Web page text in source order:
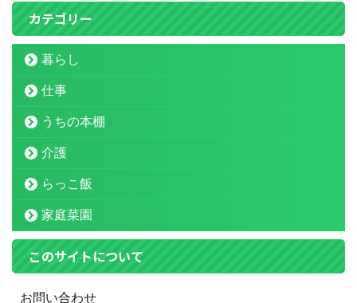
カテゴリー
暮らし
仕事
うちの本棚
介護
らっこ飯
家庭菜園
このサイトについて
お問い合わせ